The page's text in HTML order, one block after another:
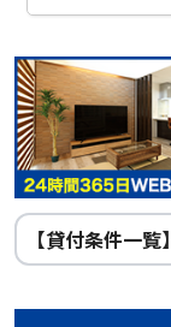
【貸付条件一覧